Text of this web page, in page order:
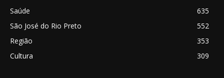
Saúde
635
São José do Rio Preto
552
Região
353
Cultura
309